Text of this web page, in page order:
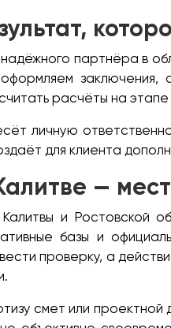
партнёра в
заключения,
расчёты на
личную
для клиента
—
и Ростовской
базы и
проверку, а
смет или